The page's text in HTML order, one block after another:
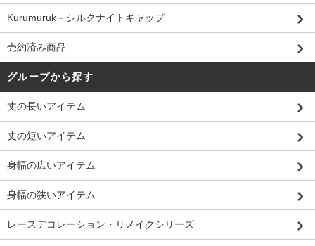
Kurumuruk－シルクナイトキャップ
売約済み商品
グループから探す
丈の長いアイテム
丈の短いアイテム
身幅の広いアイテム
身幅の狭いアイテム
レースデコレーション・リメイクシリーズ